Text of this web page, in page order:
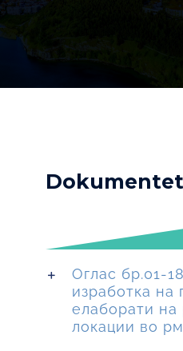
Dokumentet
Оглас бр.01-
изработка на
елаборати на
локации во рм